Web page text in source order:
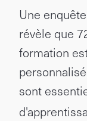
Une
révèle que
formation
sont